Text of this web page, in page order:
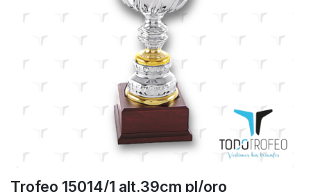
Trofeo 15014/1 alt.39cm pl/oro